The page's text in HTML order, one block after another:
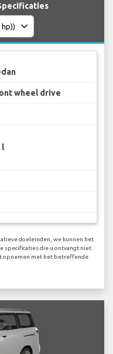
wheel drive
l
doeleinden, we kunnen het
specificaties die u ontvangt niet
opnemen met het betreffende